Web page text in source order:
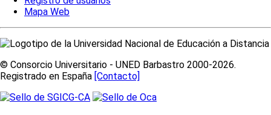
Mapa Web
© Consorcio Universitario - UNED Barbastro 2000-2026.
Registrado en España [Contacto]